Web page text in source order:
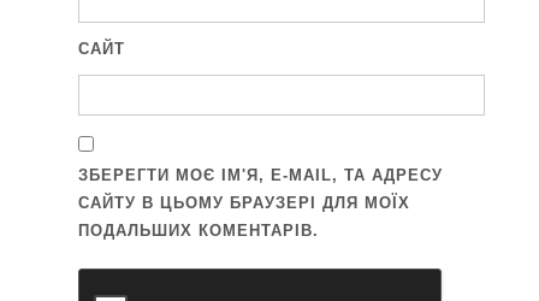
САЙТ
ЗБЕРЕГТИ МОЄ ІМ'Я, E-MAIL, ТА АДРЕСУ
САЙТУ В ЦЬОМУ БРАУЗЕРІ ДЛЯ МОЇХ
ПОДАЛЬШИХ КОМЕНТАРІВ.